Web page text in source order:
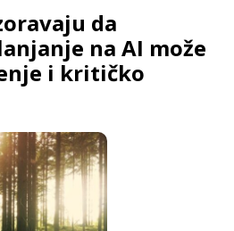
da
na AI može
i kritičko